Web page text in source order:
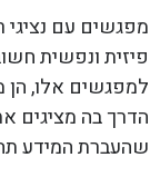
מפגשים עם נציגי
פיזית ונפשית
למפגשים אלו, הן
הדרך בה מציגים
שהעברת המידע